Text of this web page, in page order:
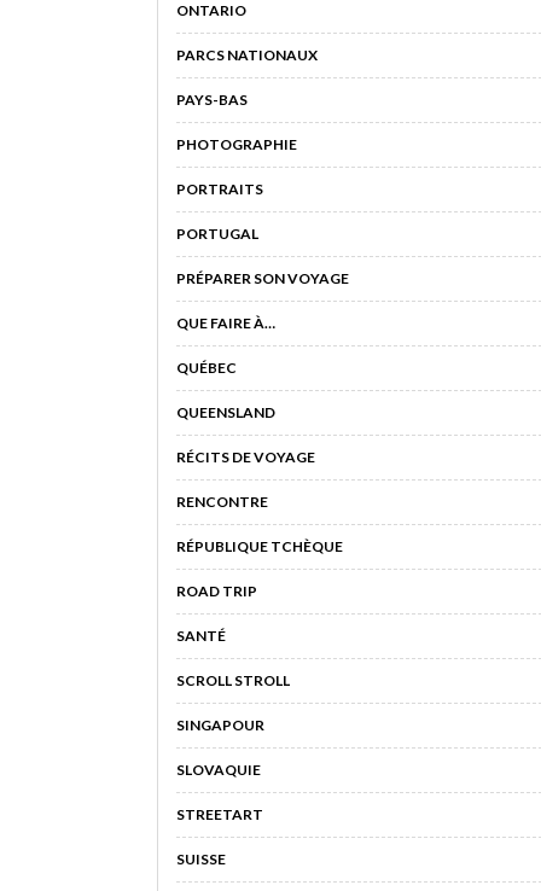
ONTARIO
PARCS NATIONAUX
PAYS-BAS
PHOTOGRAPHIE
PORTRAITS
PORTUGAL
PRÉPARER SON VOYAGE
QUE FAIRE À…
QUÉBEC
QUEENSLAND
RÉCITS DE VOYAGE
RENCONTRE
RÉPUBLIQUE TCHÈQUE
ROAD TRIP
SANTÉ
SCROLL STROLL
SINGAPOUR
SLOVAQUIE
STREETART
SUISSE